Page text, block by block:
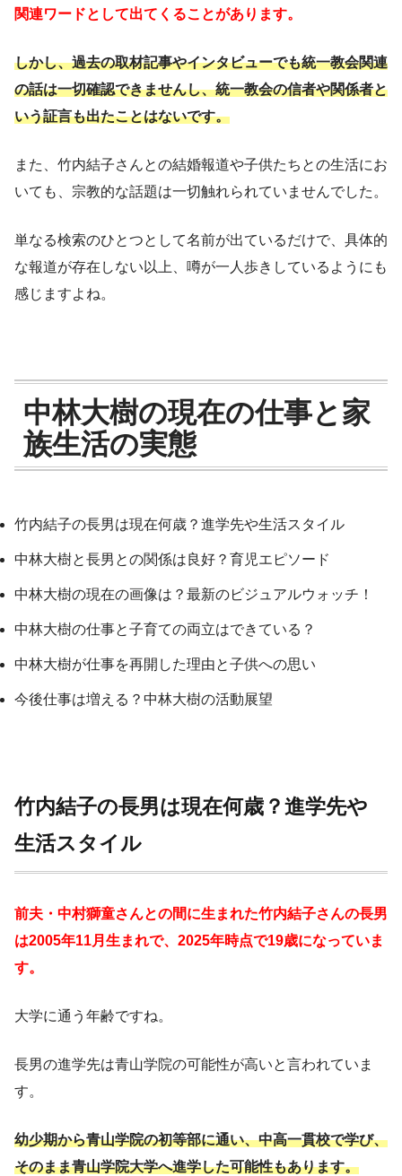
関連ワードとして出てくることがあります。
しかし、過去の取材記事やインタビューでも統一教会関連
の話は一切確認できませんし、統一教会の信者や関係者と
いう証言も出たことはないです。
また、竹内結子さんとの結婚報道や子供たちとの生活にお
いても、宗教的な話題は一切触れられていませんでした。
単なる検索のひとつとして名前が出ているだけで、具体的
な報道が存在しない以上、噂が一人歩きしているようにも
感じますよね。
中林大樹の現在の仕事と家
族生活の実態
竹内結子の長男は現在何歳？進学先や生活スタイル
中林大樹と長男との関係は良好？育児エピソード
中林大樹の現在の画像は？最新のビジュアルウォッチ！
中林大樹の仕事と子育ての両立はできている？
中林大樹が仕事を再開した理由と子供への思い
今後仕事は増える？中林大樹の活動展望
竹内結子の長男は現在何歳？進学先や
生活スタイル
前夫・中村獅童さんとの間に生まれた竹内結子さんの長男
は2005年11月生まれで、2025年時点で19歳になっていま
す。
大学に通う年齢ですね。
長男の進学先は青山学院の可能性が高いと言われていま
す。
幼少期から青山学院の初等部に通い、中高一貫校で学び、
そのまま青山学院大学へ進学した可能性もあります。